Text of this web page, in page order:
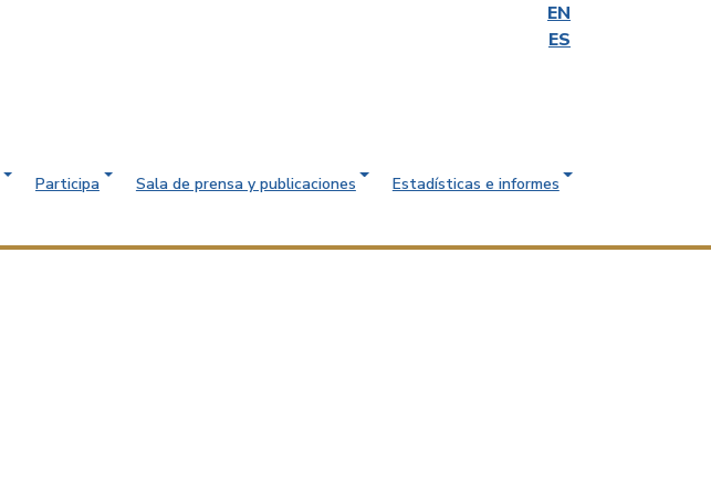
EN
ES
Participa Sala de prensa y publicaciones
Estadísticas e informes